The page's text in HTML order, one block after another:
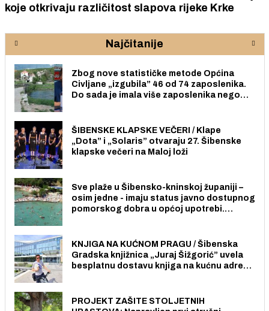
koje otkrivaju različitost slapova rijeke Krke
Najčitanije
Zbog nove statističke metode Općina
Civljane „izgubila” 46 od 74 zaposlenika.
Do sada je imala više zaposlenika nego
ŠIBENSKE KLAPSKE VEČERI / Klape
„Dota” i „Solaris” otvaraju 27. Šibenske
klapske večeri na Maloj loži
Sve plaže u Šibensko-kninskoj županiji –
osim jedne - imaju status javno dostupnog
pomorskog dobra u općoj upotrebi.
KNJIGA NA KUĆNOM PRAGU / Šibenska
Gradska knjižnica „Juraj Šižgorić” uvela
besplatnu dostavu knjiga na kućnu adresu
PROJEKT ZAŠITE STOLJETNIH